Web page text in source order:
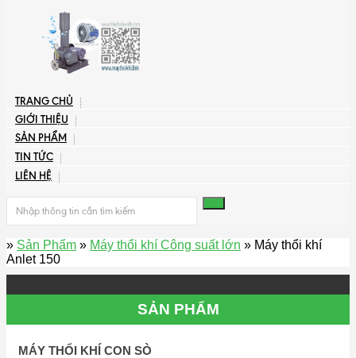
TRANG CHỦ
GIỚI THIỆU
SẢN PHẨM
TIN TỨC
LIÊN HỆ
» Sản Phẩm » Máy thổi khí Công suất lớn » Máy thổi khí
Anlet 150
SẢN PHẨM
MÁY THỔI KHÍ CON SÒ